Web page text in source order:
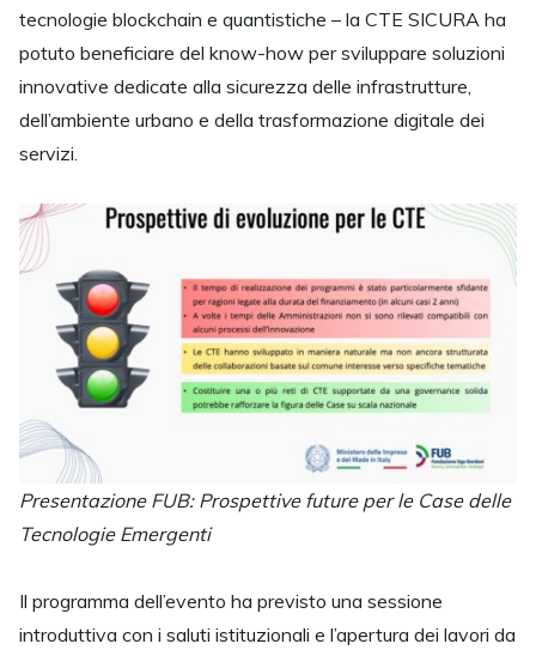
tecnologie blockchain e quantistiche – la CTE SICURA ha
potuto beneficiare del know-how per sviluppare soluzioni
innovative dedicate alla sicurezza delle infrastrutture,
dell’ambiente urbano e della trasformazione digitale dei
servizi.
Presentazione FUB: Prospettive future per le Case delle
Tecnologie Emergenti
Il programma dell’evento ha previsto una sessione
introduttiva con i saluti istituzionali e l’apertura dei lavori da